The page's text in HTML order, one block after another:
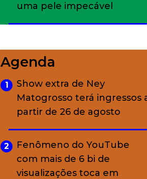
uma pele impecável
charme rústico que
conquistou o luxo
A ciência por trás da
skincare: a função de cada
ativo
Agenda
1
Show extra de Ney
Matogrosso terá ingressos
partir de 26 de agosto
2
Fenômeno do YouTube
com mais de 6 bi de
visualizações toca em